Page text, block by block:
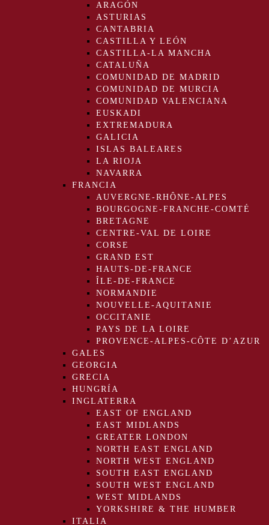
ARAGÓN
ASTURIAS
CANTABRIA
CASTILLA Y LEÓN
CASTILLA-LA MANCHA
CATALUÑA
COMUNIDAD DE MADRID
COMUNIDAD DE MURCIA
COMUNIDAD VALENCIANA
EUSKADI
EXTREMADURA
GALICIA
ISLAS BALEARES
LA RIOJA
NAVARRA
FRANCIA
AUVERGNE-RHÔNE-ALPES
BOURGOGNE-FRANCHE-COMTÉ
BRETAGNE
CENTRE-VAL DE LOIRE
CORSE
GRAND EST
HAUTS-DE-FRANCE
ÎLE-DE-FRANCE
NORMANDIE
NOUVELLE-AQUITANIE
OCCITANIE
PAYS DE LA LOIRE
PROVENCE-ALPES-CÔTE D’AZUR
GALES
GEORGIA
GRECIA
HUNGRÍA
INGLATERRA
EAST OF ENGLAND
EAST MIDLANDS
GREATER LONDON
NORTH EAST ENGLAND
NORTH WEST ENGLAND
SOUTH EAST ENGLAND
SOUTH WEST ENGLAND
WEST MIDLANDS
YORKSHIRE & THE HUMBER
ITALIA